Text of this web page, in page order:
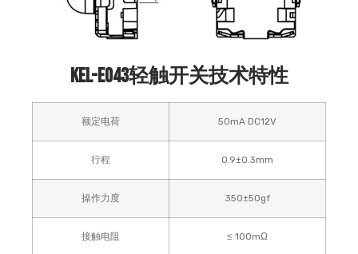
KEL-E043轻触开关技术特性
额定电荷 50mA DC12V
行程 0.9±0.3mm
操作力度 350±50gf
接触电阻 ≤ 100mΩ